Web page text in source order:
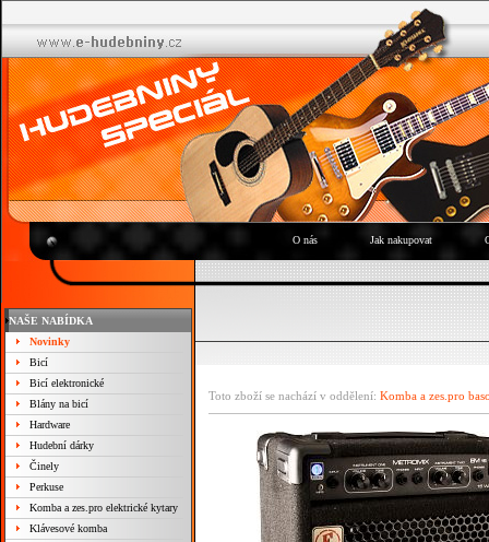
O nás Jak nakupovat
NAŠE NABÍDKA
Novinky
Bicí
Bicí elektronické
Blány na bicí
Hardware
Hudební dárky
Činely
Perkuse
Komba a zes.pro elektrické kytary
Klávesové komba
Toto zboží se nachází v oddělení: Komba a zes.pro